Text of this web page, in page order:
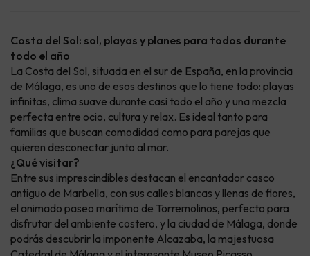
Costa del Sol: sol, playas y planes para todos durante
todo el año
La Costa del Sol, situada en el sur de España, en la provincia
de Málaga, es uno de esos destinos que lo tiene todo: playas
infinitas, clima suave durante casi todo el año y una mezcla
perfecta entre ocio, cultura y relax. Es ideal tanto para
familias que buscan comodidad como para parejas que
quieren desconectar junto al mar.
¿Qué visitar?
Entre sus imprescindibles destacan el encantador casco
antiguo de Marbella, con sus calles blancas y llenas de flores,
el animado paseo marítimo de Torremolinos, perfecto para
disfrutar del ambiente costero, y la ciudad de Málaga, donde
podrás descubrir la imponente Alcazaba, la majestuosa